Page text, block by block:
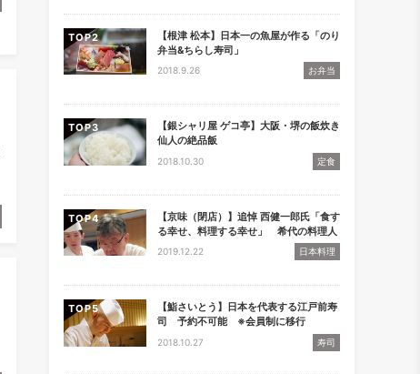
TOP
【根津 松本】日本一の魚屋が作る「のり
弁当&ちらし寿司」
2018.9.26 お弁当
TOP
【銀シャリ屋 ゲコ亭】大阪・堺の飯炊き
仙人の絶品飯
2018.10.30 定食
TOP
【京味（閉店）】追悼 西健一郎氏「食す
る幸せ、料理する幸せ」 希代の料理人
2019.12.22 日本料理
TOP
【鮨さいとう】日本を代表する江戸前寿
司 予約不可能 ※会員制に移行
2018.10.27 寿司